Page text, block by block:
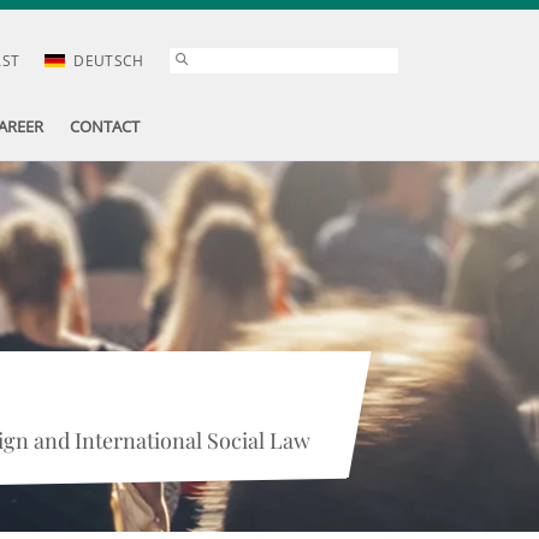
DEUTSCH
CONTACT
and International Social Law